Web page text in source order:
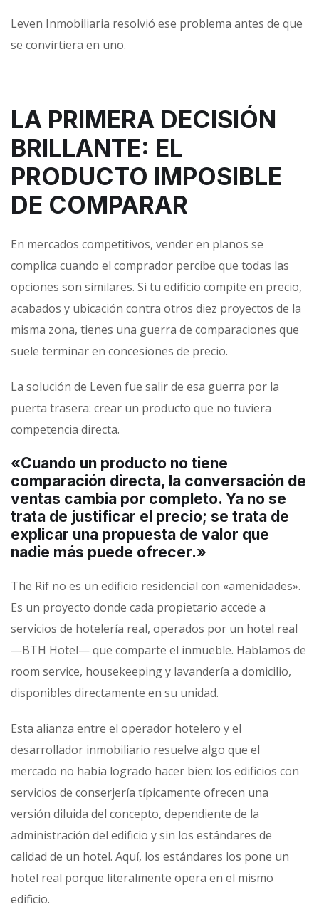
Leven Inmobiliaria resolvió ese problema antes de que
se convirtiera en uno.
LA PRIMERA DECISIÓN
BRILLANTE: EL
PRODUCTO IMPOSIBLE
DE COMPARAR
En mercados competitivos, vender en planos se
complica cuando el comprador percibe que todas las
opciones son similares. Si tu edificio compite en precio,
acabados y ubicación contra otros diez proyectos de la
misma zona, tienes una guerra de comparaciones que
suele terminar en concesiones de precio.
La solución de Leven fue salir de esa guerra por la
puerta trasera: crear un producto que no tuviera
competencia directa.
«Cuando un producto no tiene
comparación directa, la conversación de
ventas cambia por completo. Ya no se
trata de justificar el precio; se trata de
explicar una propuesta de valor que
nadie más puede ofrecer.»
The Rif no es un edificio residencial con «amenidades».
Es un proyecto donde cada propietario accede a
servicios de hotelería real, operados por un hotel real
—BTH Hotel— que comparte el inmueble. Hablamos de
room service, housekeeping y lavandería a domicilio,
disponibles directamente en su unidad.
Esta alianza entre el operador hotelero y el
desarrollador inmobiliario resuelve algo que el
mercado no había logrado hacer bien: los edificios con
servicios de conserjería típicamente ofrecen una
versión diluida del concepto, dependiente de la
administración del edificio y sin los estándares de
calidad de un hotel. Aquí, los estándares los pone un
hotel real porque literalmente opera en el mismo
edificio.